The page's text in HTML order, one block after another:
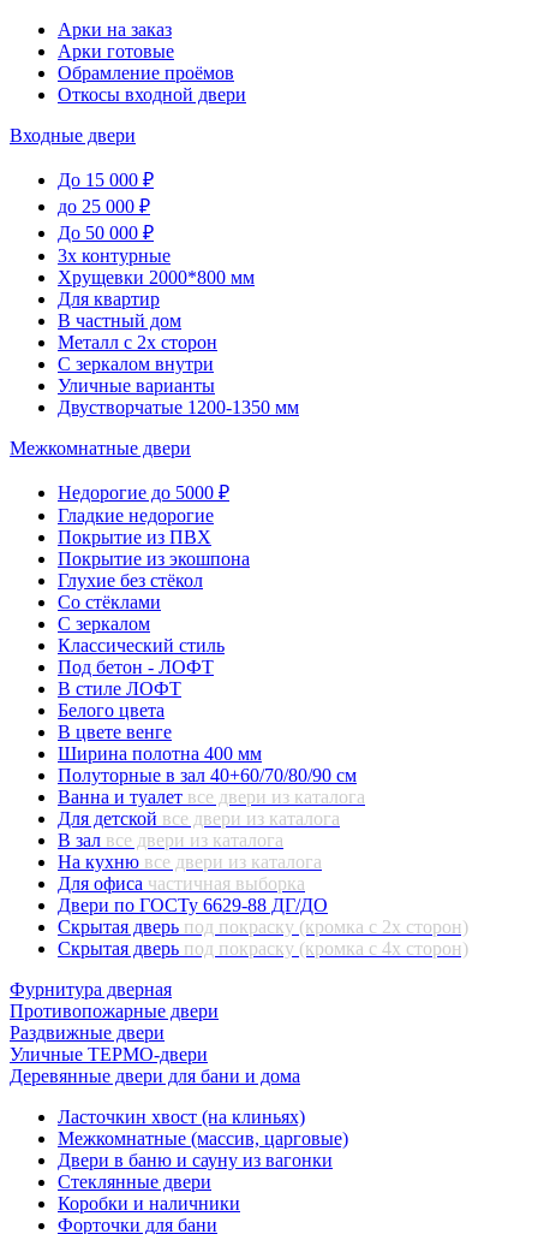
Арки на заказ
Арки готовые
Обрамление проёмов
Откосы входной двери
Входные двери
До 15 000 ₽
до 25 000 ₽
До 50 000 ₽
3х контурные
Хрущевки 2000*800 мм
Для квартир
В частный дом
Металл с 2х сторон
С зеркалом внутри
Уличные варианты
Двустворчатые 1200-1350 мм
Межкомнатные двери
Недорогие до 5000 ₽
Гладкие недорогие
Покрытие из ПВХ
Покрытие из экошпона
Глухие без стёкол
Со стёклами
С зеркалом
Классический стиль
Под бетон - ЛОФТ
В стиле ЛОФТ
Белого цвета
В цвете венге
Ширина полотна 400 мм
Полуторные в зал 40+60/70/80/90 см
Ванна и туалет все двери из каталога
Для детской все двери из каталога
В зал все двери из каталога
На кухню все двери из каталога
Для офиса частичная выборка
Двери по ГОСТу 6629-88 ДГ/ДО
Скрытая дверь под покраску (кромка с 2х сторон)
Скрытая дверь под покраску (кромка с 4х сторон)
Фурнитура дверная
Противопожарные двери
Раздвижные двери
Уличные ТЕРМО-двери
Деревянные двери для бани и дома
Ласточкин хвост (на клиньях)
Межкомнатные (массив, царговые)
Двери в баню и сауну из вагонки
Стеклянные двери
Коробки и наличники
Форточки для бани